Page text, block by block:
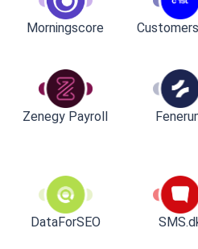
Morningscore
Zenegy Payroll
DataForSEO